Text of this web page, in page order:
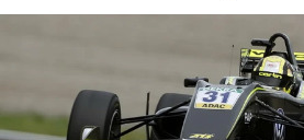
HISTORIE GP
PROFILY JEZDCŮ
PROFILY TÝMŮ